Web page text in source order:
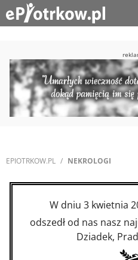
EPIOTRKOW.PL NEKROLOGI
W dniu 3 kwietnia
odszedł od nas nasz
Dziadek,